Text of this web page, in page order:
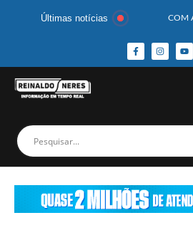
Últimas notícias